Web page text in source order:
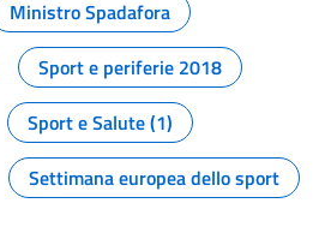
Ministro Spadafora
Sport e periferie 2018
Sport e Salute (1)
Settimana europea dello sport